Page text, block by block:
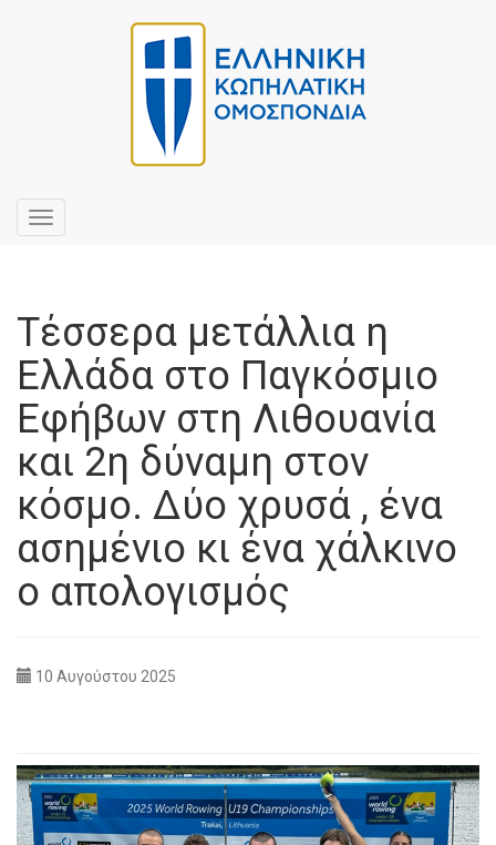
Toggle
navigation
Τέσσερα μετάλλια η
Ελλάδα στο Παγκόσμιο
Εφήβων στη Λιθουανία
και 2η δύναμη στον
κόσμο. Δύο χρυσά , ένα
ασημένιο κι ένα χάλκινο
ο απολογισμός
10 Αυγούστου 2025